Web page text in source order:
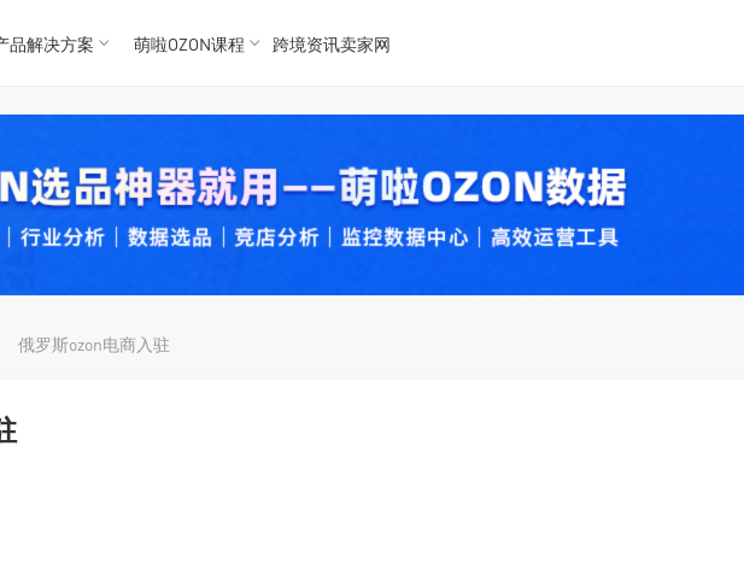
For Ozon
For OZon
数据
数据
品解决方案 萌啦OZON课程 跨境资讯卖家网
俄罗斯ozon电商入驻